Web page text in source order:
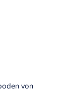
von